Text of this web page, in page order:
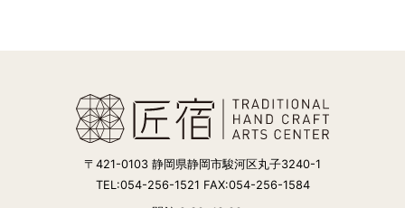
〒421-0103 静岡県静岡市駿河区丸子3240-1
TEL:054-256-1521 FAX:054-256-1584